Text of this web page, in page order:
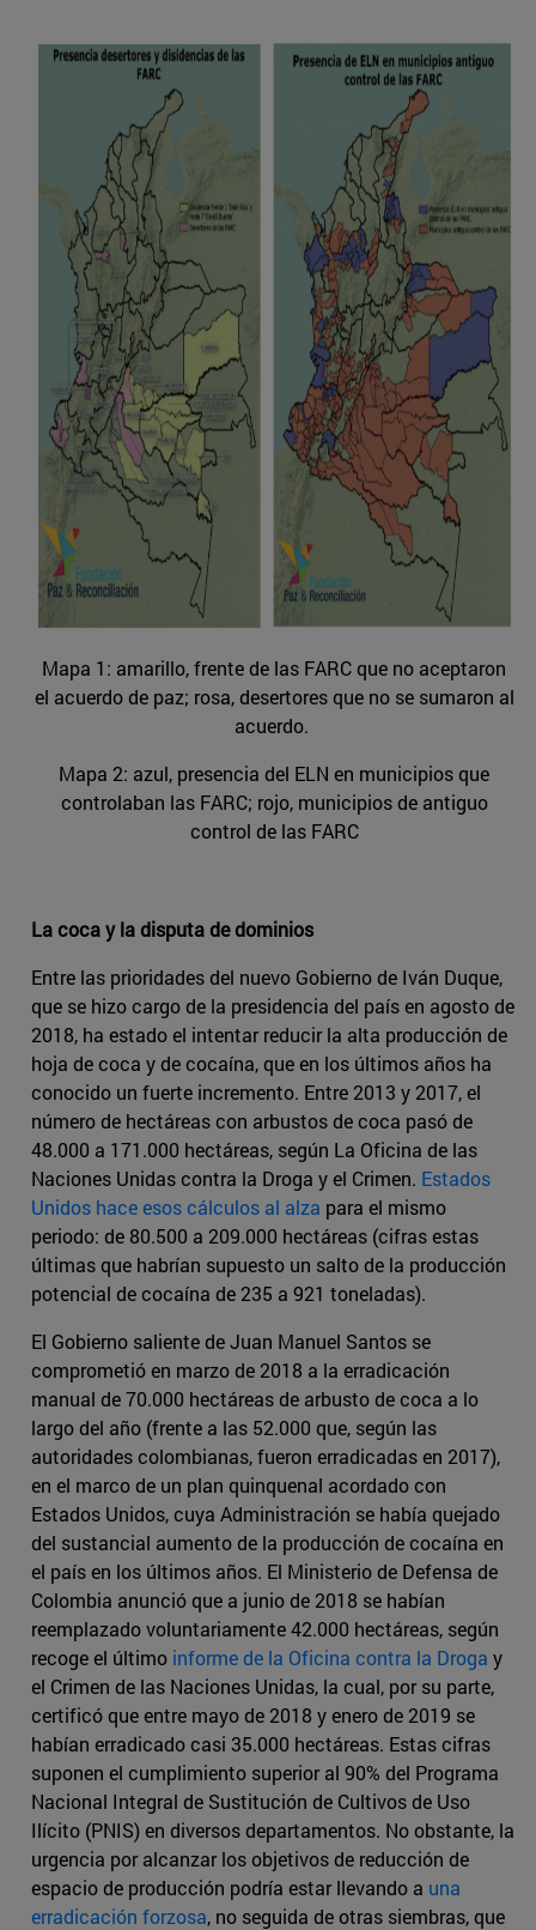
Mapa 1: amarillo, frente de las FARC que no aceptaron
el acuerdo de paz; rosa, desertores que no se sumaron al
acuerdo.
Mapa 2: azul, presencia del ELN en municipios que
controlaban las FARC; rojo, municipios de antiguo
control de las FARC
La coca y la disputa de dominios
Entre las prioridades del nuevo Gobierno de Iván Duque,
que se hizo cargo de la presidencia del país en agosto de
2018, ha estado el intentar reducir la alta producción de
hoja de coca y de cocaína, que en los últimos años ha
conocido un fuerte incremento. Entre 2013 y 2017, el
número de hectáreas con arbustos de coca pasó de
48.000 a 171.000 hectáreas, según La Oficina de las
Naciones Unidas contra la Droga y el Crimen. Estados
Unidos hace esos cálculos al alza para el mismo
periodo: de 80.500 a 209.000 hectáreas (cifras estas
últimas que habrían supuesto un salto de la producción
potencial de cocaína de 235 a 921 toneladas).
El Gobierno saliente de Juan Manuel Santos se
comprometió en marzo de 2018 a la erradicación
manual de 70.000 hectáreas de arbusto de coca a lo
largo del año (frente a las 52.000 que, según las
autoridades colombianas, fueron erradicadas en 2017),
en el marco de un plan quinquenal acordado con
Estados Unidos, cuya Administración se había quejado
del sustancial aumento de la producción de cocaína en
el país en los últimos años. El Ministerio de Defensa de
Colombia anunció que a junio de 2018 se habían
reemplazado voluntariamente 42.000 hectáreas, según
recoge el último informe de la Oficina contra la Droga y
el Crimen de las Naciones Unidas, la cual, por su parte,
certificó que entre mayo de 2018 y enero de 2019 se
habían erradicado casi 35.000 hectáreas. Estas cifras
suponen el cumplimiento superior al 90% del Programa
Nacional Integral de Sustitución de Cultivos de Uso
Ilícito (PNIS) en diversos departamentos. No obstante, la
urgencia por alcanzar los objetivos de reducción de
espacio de producción podría estar llevando a una
erradicación forzosa, no seguida de otras siembras, que